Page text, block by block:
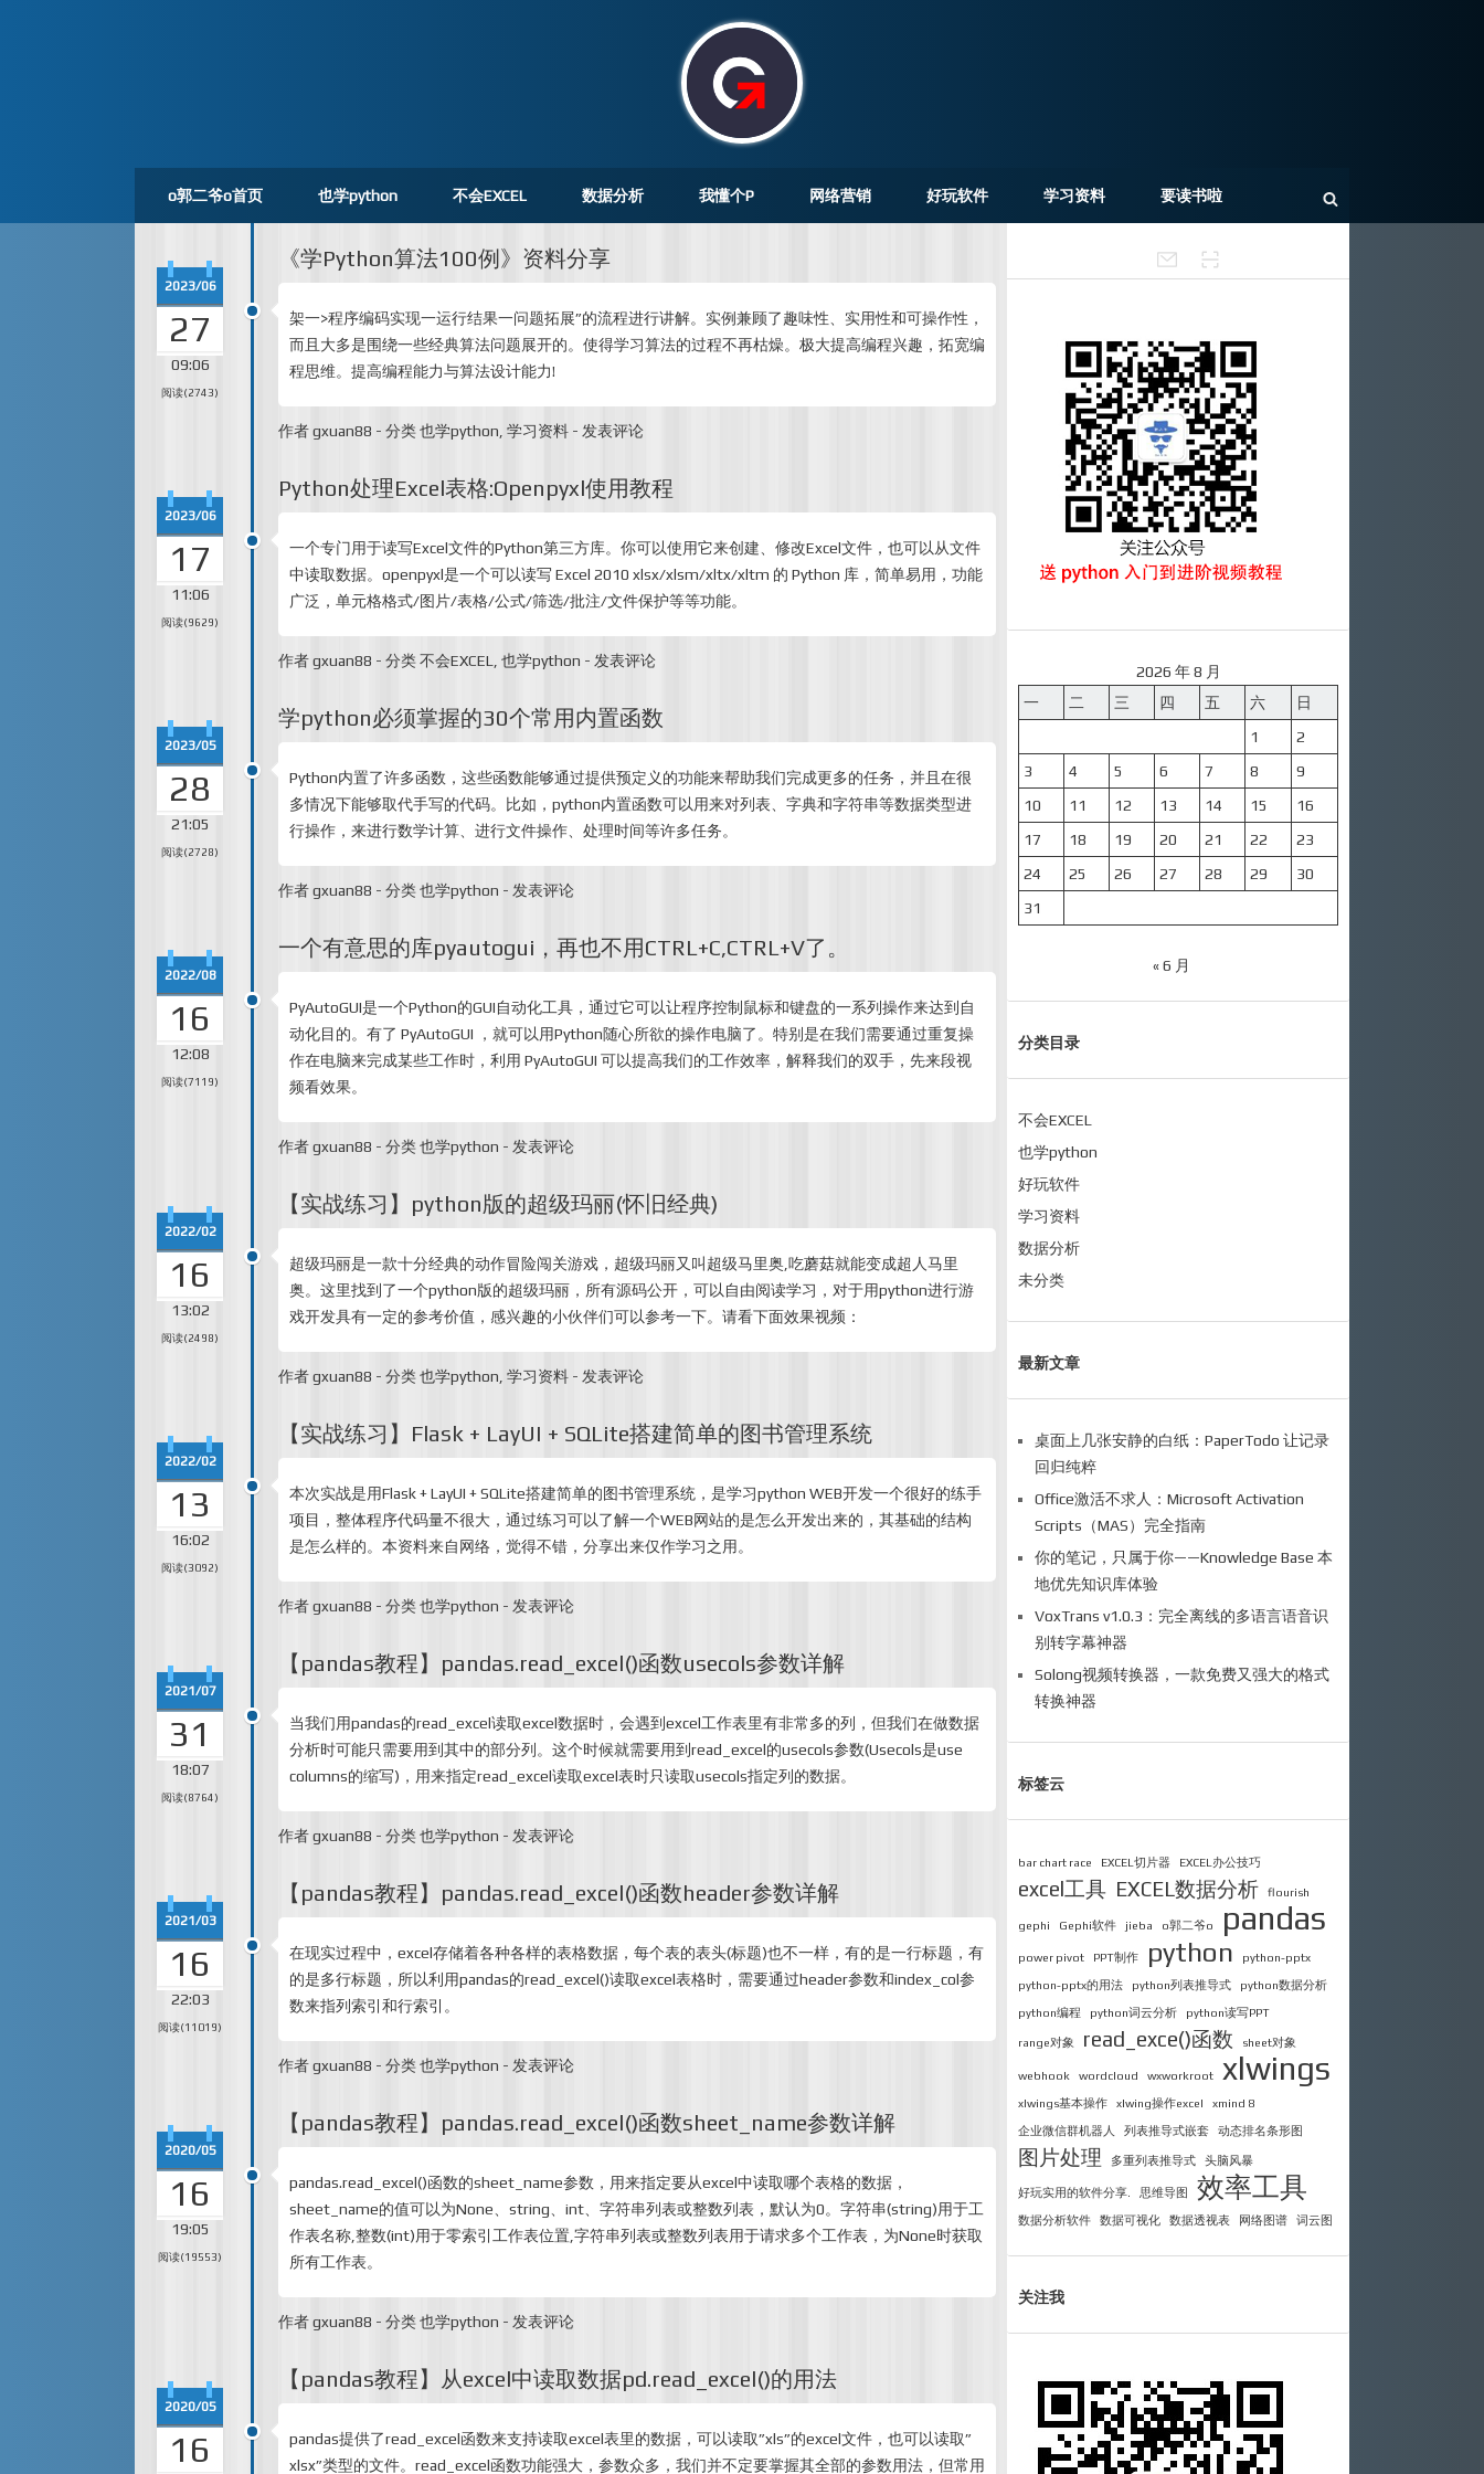
o郭二爷o首页 也学python 不会EXCEL 数据分析 我懂个P 网络营销 好玩软件 学习资料 要读书啦
《学Python算法100例》资料分享
2023/06
27
09:06
阅读(2743)
架一>程序编码实现一运行结果一问题拓展”的流程进行讲解。实例兼顾了趣味性、实用性和可操作性，
而且大多是围绕一些经典算法问题展开的。使得学习算法的过程不再枯燥。极大提高编程兴趣，拓宽编
程思维。提高编程能力与算法设计能力!
作者gxuan88 - 分类也学python 学习资料 - 发表评论
Python处理Excel表格:Openpyxl使用教程
2023/06
17
11:06
阅读(9629)
一个专门用于读写Excel文件的Python第三方库。你可以使用它来创建、修改Excel文件，也可以从文件
中读取数据。openpyxl是一个可以读写 Excel 2010 xlsx/xlsm/xltx/xltm 的 Python 库，简单易用，功能
广泛，单元格格式/图片/表格/公式/筛选/批注/文件保护等等功能。
作者gxuan88 - 分类不会EXCEL 也学python - 发表评论
学python必须掌握的30个常用内置函数
2023/05
28
21:05
阅读(2728)
Python内置了许多函数，这些函数能够通过提供预定义的功能来帮助我们完成更多的任务，并且在很
多情况下能够取代手写的代码。比如，python内置函数可以用来对列表、字典和字符串等数据类型进
行操作，来进行数学计算、进行文件操作、处理时间等许多任务。
作者gxuan88 - 分类也学python - 发表评论
一个有意思的库pyautogui，再也不用CTRL+C,CTRL+V了。
2022/08
16
12:08
阅读(7119)
PyAutoGUI是一个Python的GUI自动化工具，通过它可以让程序控制鼠标和键盘的一系列操作来达到自
动化目的。有了 PyAutoGUI ，就可以用Python随心所欲的操作电脑了。特别是在我们需要通过重复操
作在电脑来完成某些工作时，利用 PyAutoGUI 可以提高我们的工作效率，解释我们的双手，先来段视
频看效果。
作者gxuan88 - 分类也学python - 发表评论
【实战练习】python版的超级玛丽(怀旧经典)
2022/02
16
13:02
阅读(2498)
超级玛丽是一款十分经典的动作冒险闯关游戏，超级玛丽又叫超级马里奥,吃蘑菇就能变成超人马里
奥。这里找到了一个python版的超级玛丽，所有源码公开，可以自由阅读学习，对于用python进行游
戏开发具有一定的参考价值，感兴趣的小伙伴们可以参考一下。请看下面效果视频：
作者gxuan88 - 分类也学python 学习资料 - 发表评论
【实战练习】Flask + LayUI + SQLite搭建简单的图书管理系统
2022/02
13
16:02
阅读(3092)
本次实战是用Flask + LayUI + SQLite搭建简单的图书管理系统，是学习python WEB开发一个很好的练手
项目，整体程序代码量不很大，通过练习可以了解一个WEB网站的是怎么开发出来的，其基础的结构
是怎么样的。本资料来自网络，觉得不错，分享出来仅作学习之用。
作者gxuan88 - 分类也学python - 发表评论
【pandas教程】pandas.read_excel()函数usecols参数详解
2021/07
31
18:07
阅读(8764)
当我们用pandas的read_excel读取excel数据时，会遇到excel工作表里有非常多的列，但我们在做数据
分析时可能只需要用到其中的部分列。这个时候就需要用到read_excel的usecols参数(Usecols是use
columns的缩写)，用来指定read_excel读取excel表时只读取usecols指定列的数据。
作者gxuan88 - 分类也学python - 发表评论
【pandas教程】pandas.read_excel()函数header参数详解
2021/03
16
22:03
阅读(11019)
在现实过程中，excel存储着各种各样的表格数据，每个表的表头(标题)也不一样，有的是一行标题，有
的是多行标题，所以利用pandas的read_excel()读取excel表格时，需要通过header参数和index_col参
数来指列索引和行索引。
作者gxuan88 - 分类也学python - 发表评论
【pandas教程】pandas.read_excel()函数sheet_name参数详解
2020/05
16
19:05
阅读(19553)
pandas.read_excel()函数的sheet_name参数，用来指定要从excel中读取哪个表格的数据，
sheet_name的值可以为None、string、int、字符串列表或整数列表，默认为0。字符串(string)用于工
作表名称,整数(int)用于零索引工作表位置,字符串列表或整数列表用于请求多个工作表，为None时获取
所有工作表。
作者gxuan88 - 分类也学python - 发表评论
【pandas教程】从excel中读取数据pd.read_excel()的用法
2020/05
16
pandas提供了read_excel函数来支持读取excel表里的数据，可以读取”xls”的excel文件，也可以读取”
xlsx”类型的文件。read_excel函数功能强大，参数众多，我们并不定要掌握其全部的参数用法，但常用
2026 年 8 月
一
二 三 四 五 六
日
1
2
3
4 5 6 7 8
9
10
11 12 13 14 15
16
17
18 19 20 21 22
23
24
25 26 27 28 29
30
31
« 6 月
分类目录
不会EXCEL
也学python
好玩软件
学习资料
数据分析
未分类
最新文章
桌面上几张安静的白纸：PaperTodo 让记录
回归纯粹
Office激活不求人：Microsoft Activation
Scripts（MAS）完全指南
你的笔记，只属于你——Knowledge Base 本
地优先知识库体验
VoxTrans v1.0.3：完全离线的多语言语音识
别转字幕神器
Solong视频转换器，一款免费又强大的格式
转换神器
标签云
bar chart race EXCEL切片器 EXCEL办公技巧
excel工具 EXCEL数据分析 flourish
gephi Gephi软件 jieba o郭二爷o pandas
power pivot PPT制作 python python-pptx
python-pptx的用法 python列表推导式 python数据分析
python编程 python词云分析 python读写PPT
range对象 read_exce()函数 sheet对象
webhook wordcloud wxworkroot xlwings
xlwings基本操作 xlwing操作excel xmind 8
企业微信群机器人 列表推导式嵌套 动态排名条形图
图片处理 多重列表推导式 头脑风暴
好玩实用的软件分享. 思维导图 效率工具
数据分析软件 数据可视化 数据透视表 网络图谱 词云图
关注我